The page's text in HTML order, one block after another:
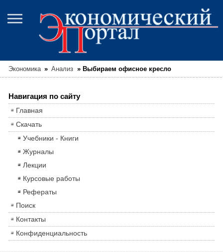
Экономика » Анализ » Выбираем офисное кресло
Навигация по сайту
Главная
Скачать
Учебники - Книги
Журналы
Лекции
Курсовые работы
Рефераты
Поиск
Контакты
Конфиденциальность